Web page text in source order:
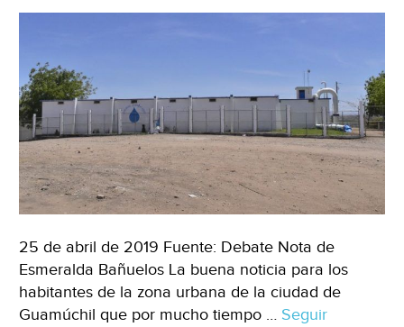
25 de abril de 2019 Fuente: Debate Nota de
Esmeralda Bañuelos La buena noticia para los
habitantes de la zona urbana de la ciudad de
Guamúchil que por mucho tiempo … Seguir